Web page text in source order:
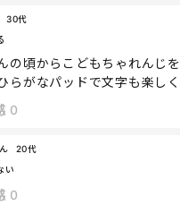
30代
の頃からこどもちゃれんじ
らがなパッドで文字も楽し
0
20代
い
0